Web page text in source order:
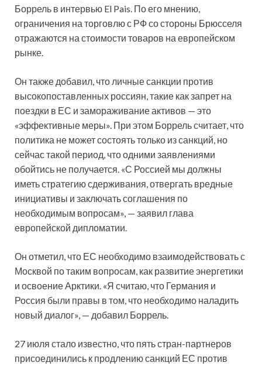
Боррель в интервью El Pais. По его мнению,
ограничения на торговлю с РФсо стороны Брюсселя
отражаются на стоимости товаров на европейском
рынке.
Он также добавил, что личные санкции против
высокопоставленных россиян, такие как запрет на
поездки в ЕС и замораживание активов — это
«эффективные меры». При этом Боррель считает, что
политика не может состоять только из санкций, но
сейчас такой период, что одними заявлениями
обойтись не получается. «С Россией мы должны
иметь стратегию сдерживания, отвергать вредные
инициативы и заключать соглашения по
необходимым вопросам», — заявил глава
европейской дипломатии.
Он отметил, что ЕС необходимо взаимодействовать с
Москвой по таким вопросам, как развитие энергетики
и освоение Арктики. «Я считаю, что Германия и
Россия были правы в том, что необходимо наладить
новый диалог», — добавил Боррель.
27 июля стало известно, что пять стран-партнеров
присоединились к продлению санкций ЕС против